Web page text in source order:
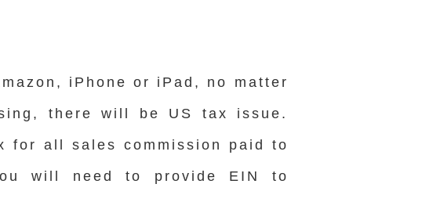
iPhone or iPad, no matter
there will be US tax issue.
for all sales commission paid to
will need to provide EIN to